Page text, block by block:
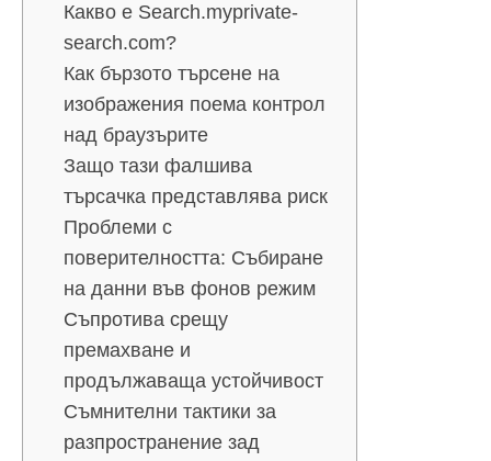
Какво е Search.myprivate-
search.com?
Как бързото търсене на
изображения поема контрол
над браузърите
Защо тази фалшива
търсачка представлява риск
Проблеми с
поверителността: Събиране
на данни във фонов режим
Съпротива срещу
премахване и
продължаваща устойчивост
Съмнителни тактики за
разпространение зад